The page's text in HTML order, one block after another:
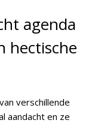
agenda
hectische
verschillende
aandacht en ze